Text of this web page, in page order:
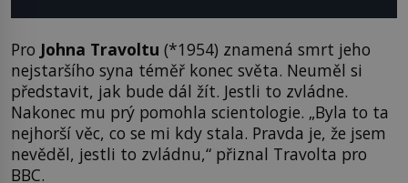
Pro Johna Travoltu (*1954) znamená smrt jeho
nejstaršího syna téměř konec světa. Neuměl si
představit, jak bude dál žít. Jestli to zvládne.
Nakonec mu prý pomohla scientologie. „Byla to ta
nejhorší věc, co se mi kdy stala. Pravda je, že jsem
nevěděl, jestli to zvládnu,“ přiznal Travolta pro
BBC.